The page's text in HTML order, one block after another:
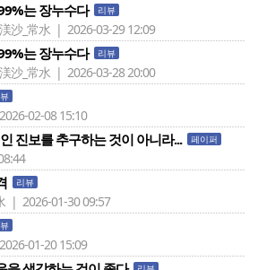
는 장누수다 리뷰
渼沙_常水 | 2026-03-29 12:09
는 장누수다 리뷰
渼沙_常水 | 2026-03-28 20:00
02-08 15:10
진보를 추구하는 것이 아니라... 페이퍼
리뷰
| 2026-01-30 09:57
01-20 15:09